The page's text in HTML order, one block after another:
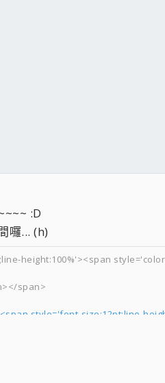
:D
囉... (h)
height:100%'><span
span>
style='font-size:12pt;line-